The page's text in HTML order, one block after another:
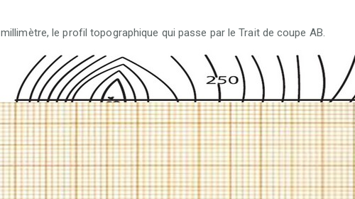
le profil topographique qui passe par le Trait de coupe AB.